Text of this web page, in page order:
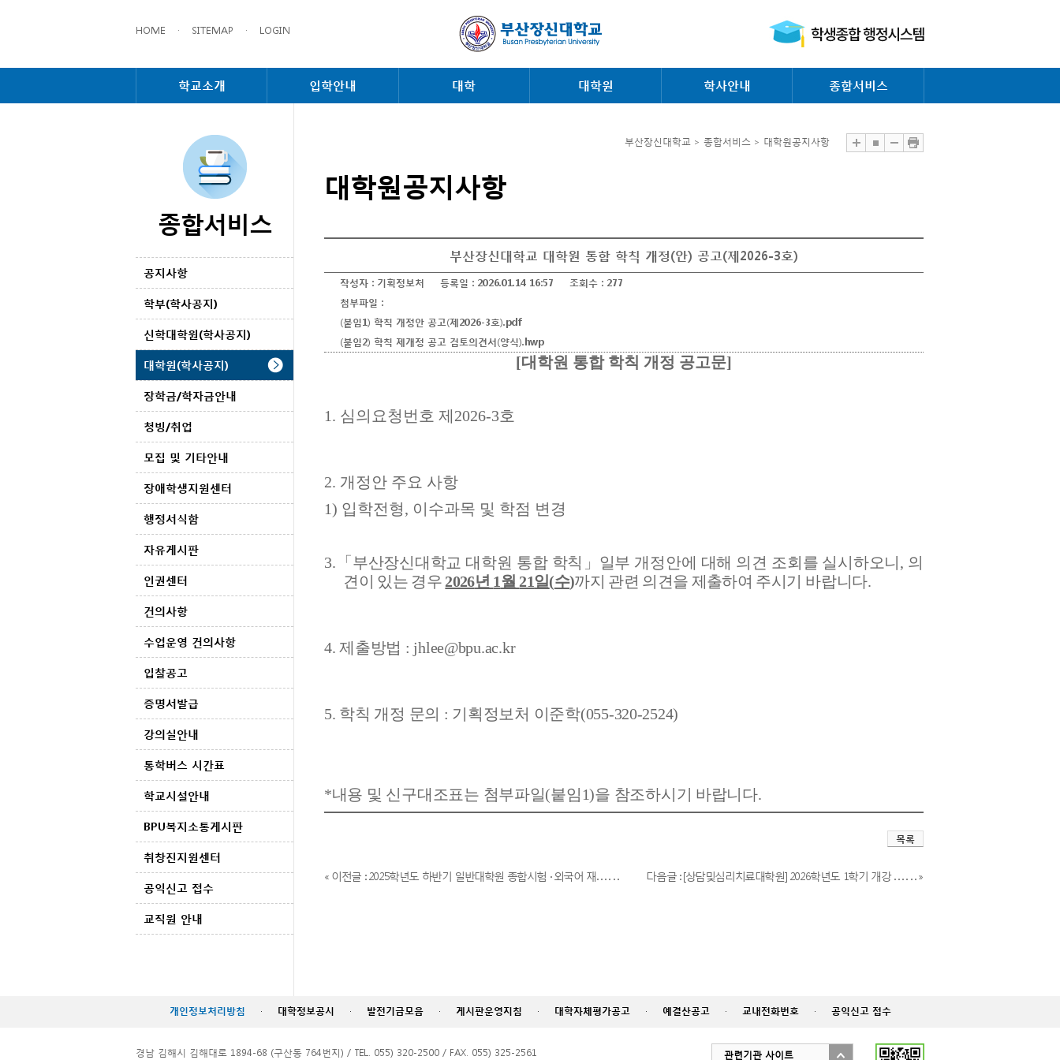
HOME · SITEMAP · LOGIN
학교소개 입학안내 대학 대학원 학사안내 종합서비스
종합서비스
공지사항
학부(학사공지)
신학대학원(학사공지)
대학원(학사공지)
장학금/학자금안내
청빙/취업
모집 및 기타안내
장애학생지원센터
행정서식함
자유게시판
인권센터
건의사항
수업운영 건의사항
입찰공고
증명서발급
강의실안내
통학버스 시간표
학교시설안내
BPU복지소통게시판
취창진지원센터
공익신고 접수
교직원 안내
부산장신대학교 > 종합서비스 > 대학원공지사항
대학원공지사항
부산장신대학교 대학원 통합 학칙 개정(안) 공고(제2026-3호)
작성자 : 기획정보처 등록일 : 2026.01.14 16:57 조회수 : 277
첨부파일 :
(붙임1) 학칙 개정안 공고(제2026-3호).pdf
(붙임2) 학칙 제개정 공고 검토의견서(양식).hwp
[대학원 통합 학칙 개정 공고문]
1. 심의요청번호 제 2026-3호
2. 개정안 주요 사항
1) 입학전형, 이수과목 및 학점 변경
3. 「 부산장신대학교 대학원 통합 학칙 」 일부 개정안에 대해 의견 조회를 실시하오니 , 의
견 이 있는 경우 2026년 1월 21일(수)까지 관련 의견을 제출하여 주시기 바랍니다.
4.제출방법 : jhlee@bpu.ac.kr
5. 학칙 개정 문의 : 기획정보처 이준학(055-320-2524)
*내용 및 신구대조표는 첨부파일(붙임1)을 참조하시기 바랍니다.
목록
« 이전글 : 2025학년도 하반기 일반대학원 종합시험 · 외국어 재. . . . . . 다음글 : [상담및심리치료대학원] 2026학년도 1학기 개강 . . . . . . »
개인정보처리방침 · 대학정보공시 · 발전기금모음 · 게시판운영지침 · 대학자체평가공고 · 예결산공고 · 교내전화번호 · 공익신고 접수
경남 김해시 김해대로 1894-68 (구산동 764번지) / TEL. 055) 320-2500 / FAX. 055) 325-2561 관련기관 사이트